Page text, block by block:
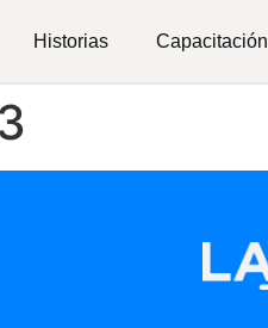
Historias Capacitación